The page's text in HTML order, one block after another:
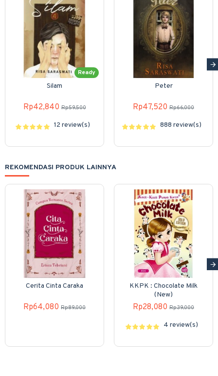
Ready
Silam
Rp42,840 Rp59,500
12 review(s)
Peter
Rp47,520 Rp66,000
888 review(s)
REKOMENDASI PRODUK LAINNYA
Cerita Cinta Caraka
Rp64,080 Rp89,000
KKPK : Chocolate Milk
(New)
Rp28,080 Rp39,000
4 review(s)